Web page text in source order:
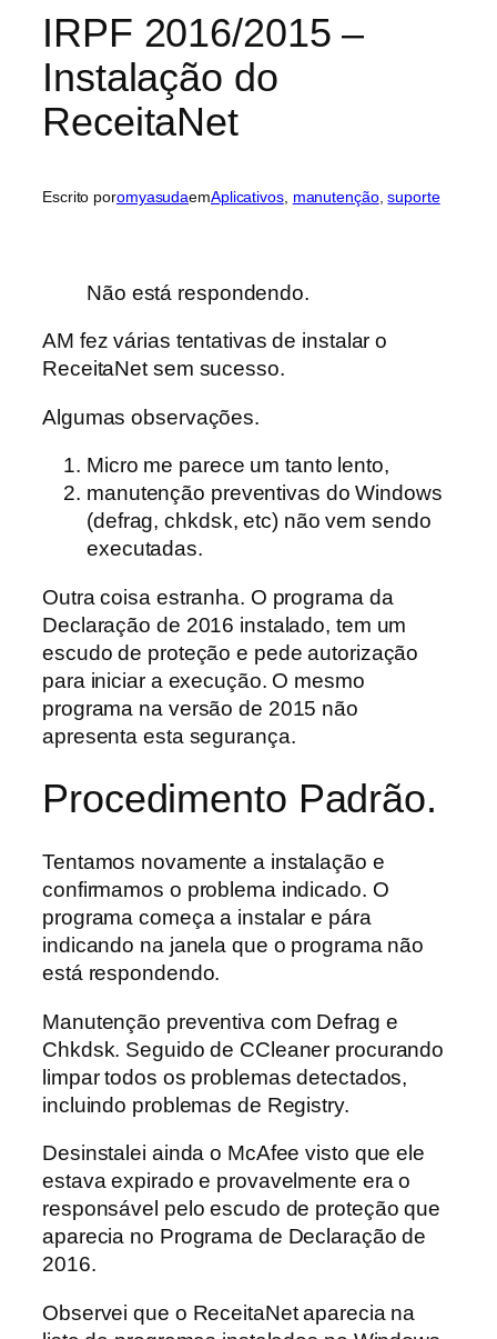
IRPF 2016/2015 –
Instalação do
ReceitaNet
Escrito poromyasudaemAplicativos, manutenção, suporte
Não está respondendo.
AM fez várias tentativas de instalar o
ReceitaNet sem sucesso.
Algumas observações.
Micro me parece um tanto lento,
manutenção preventivas do Windows
(defrag, chkdsk, etc) não vem sendo
executadas.
Outra coisa estranha. O programa da
Declaração de 2016 instalado, tem um
escudo de proteção e pede autorização
para iniciar a execução. O mesmo
programa na versão de 2015 não
apresenta esta segurança.
Procedimento Padrão.
Tentamos novamente a instalação e
confirmamos o problema indicado. O
programa começa a instalar e pára
indicando na janela que o programa não
está respondendo.
Manutenção preventiva com Defrag e
Chkdsk. Seguido de CCleaner procurando
limpar todos os problemas detectados,
incluindo problemas de Registry.
Desinstalei ainda o McAfee visto que ele
estava expirado e provavelmente era o
responsável pelo escudo de proteção que
aparecia no Programa de Declaração de
2016.
Observei que o ReceitaNet aparecia na